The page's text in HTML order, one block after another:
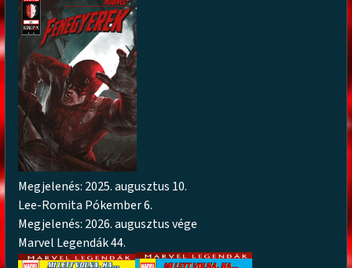
Megjelenés: 2025. augusztus 10.
Lee-Romita Pókember 6.
Megjelenés: 2026. augusztus vége
Marvel Legendák 44.